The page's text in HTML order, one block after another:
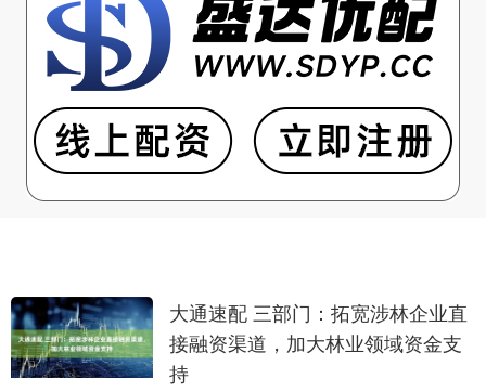
大通速配 三部门：拓宽涉林企业直
接融资渠道，加大林业领域资金支
持